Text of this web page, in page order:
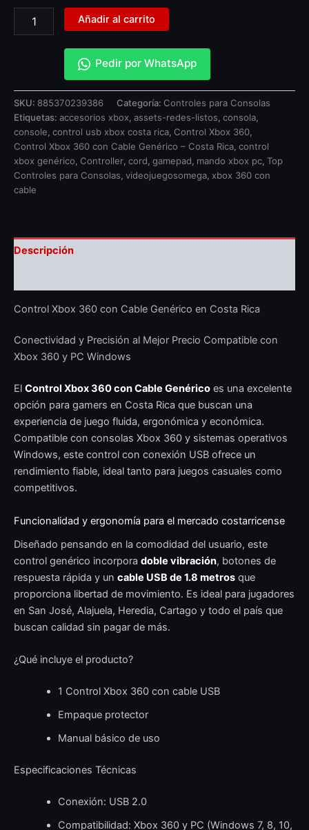
Añadir al carrito
Pedir por WhatsApp
SKU: 885370239386 Categoría: Controles para Consolas
Etiquetas: accesorios xbox, assets-redes-listos, consola,
console, control usb xbox costa rica, Control Xbox 360,
Control Xbox 360 con Cable Genérico – Costa Rica, control
xbox genérico, Controller, cord, gamepad, mando xbox pc, Top
Controles para Consolas, videojuegosomega, xbox 360 con
cable
Descripción
Control Xbox 360 con Cable Genérico en Costa Rica
Conectividad y Precisión al Mejor Precio Compatible con
Xbox 360 y PC Windows
El Control Xbox 360 con Cable Genérico es una excelente
opción para gamers en Costa Rica que buscan una
experiencia de juego fluida, ergonómica y económica.
Compatible con consolas Xbox 360 y sistemas operativos
Windows, este control con conexión USB ofrece un
rendimiento fiable, ideal tanto para juegos casuales como
competitivos.
Funcionalidad y ergonomía para el mercado costarricense
Diseñado pensando en la comodidad del usuario, este
control genérico incorpora doble vibración, botones de
respuesta rápida y un cable USB de 1.8 metros que
proporciona libertad de movimiento. Es ideal para jugadores
en San José, Alajuela, Heredia, Cartago y todo el país que
buscan calidad sin pagar de más.
¿Qué incluye el producto?
1 Control Xbox 360 con cable USB
Empaque protector
Manual básico de uso
Especificaciones Técnicas
Conexión: USB 2.0
Compatibilidad: Xbox 360 y PC (Windows 7, 8, 10,